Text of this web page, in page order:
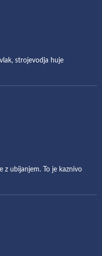
strojevodja huje
z ubijanjem. To je kaznivo